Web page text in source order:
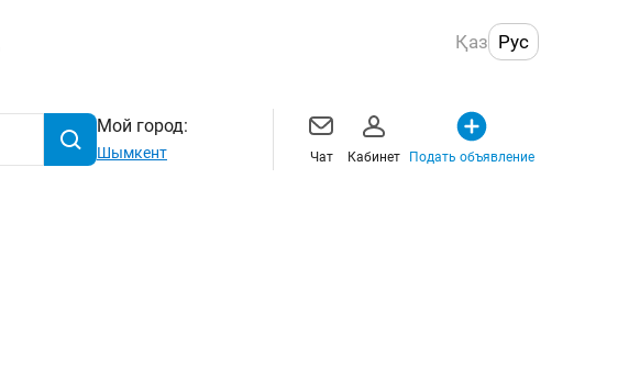
Қаз Рус
Мой город:
Шымкент Чат Кабинет Подать объявление